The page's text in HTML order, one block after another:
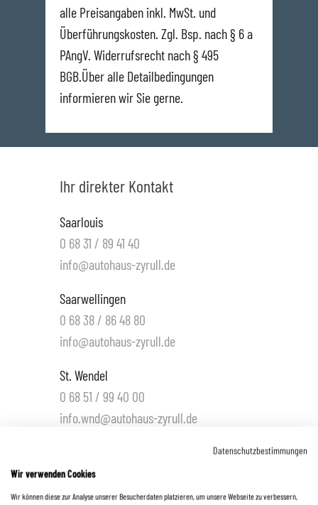
alle Preisangaben inkl. MwSt. und
Überführungskosten. Zgl. Bsp. nach § 6 a
PAngV. Widerrufsrecht nach § 495
BGB.Über alle Detailbedingungen
informieren wir Sie gerne.
Ihr direkter Kontakt
Saarlouis
0 68 31 / 89 41 40
info@autohaus-zyrull.de
Saarwellingen
0 68 38 / 86 48 80
info@autohaus-zyrull.de
St. Wendel
0 68 51 / 99 40 00
info.wnd@autohaus-zyrull.de
0 68 25 / 22 03
info.wnd@autohaus-zyrull.de
Datenschutzbestimmungen
Wir verwenden Cookies
Wir können diese zur Analyse unserer Besucherdaten platzieren, um unsere Webseite zu verbessern,